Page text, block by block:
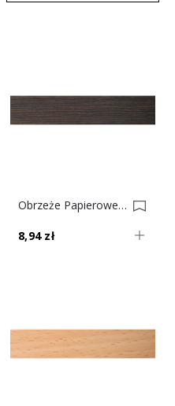
Obrzeże Papierowe Z Klejem Limba Ciemna Nr 162 0003103-0003099
8,94 zł